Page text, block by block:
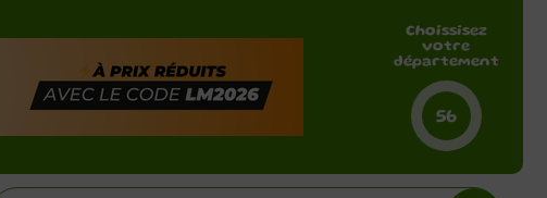
Choissisez
votre
département
56